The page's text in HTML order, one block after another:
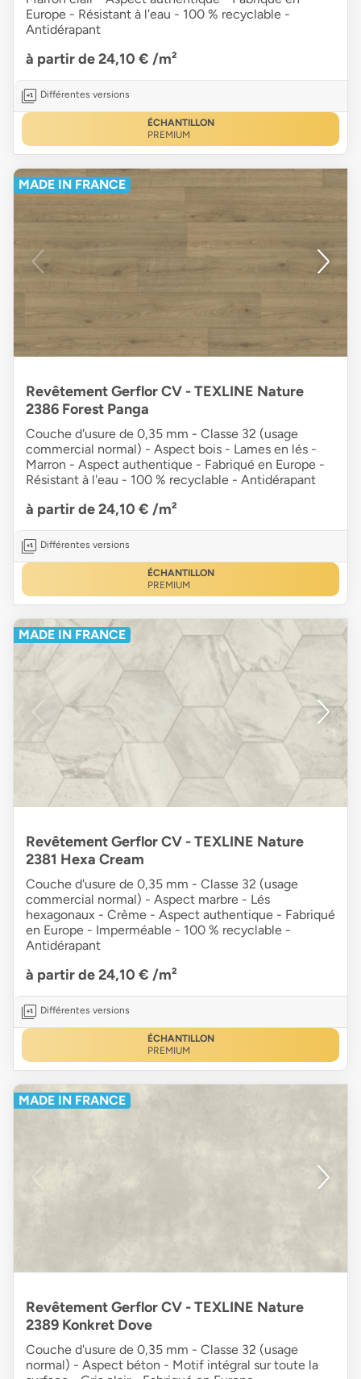
Europe - Résistant à l'eau - 100 % recyclable -
Antidérapant
à partir de 24,10 € /m²
Différentes versions
ÉCHANTILLON
PREMIUM
MADE IN FRANCE
Revêtement Gerflor CV - TEXLINE Nature
2386 Forest Panga
Couche d'usure de 0,35 mm - Classe 32 (usage
commercial normal) - Aspect bois - Lames en lés -
Marron - Aspect authentique - Fabriqué en Europe -
Résistant à l'eau - 100 % recyclable - Antidérapant
à partir de 24,10 € /m²
Différentes versions
ÉCHANTILLON
PREMIUM
MADE IN FRANCE
Revêtement Gerflor CV - TEXLINE Nature
2381 Hexa Cream
Couche d'usure de 0,35 mm - Classe 32 (usage
commercial normal) - Aspect marbre - Lés
hexagonaux - Crème - Aspect authentique - Fabriqué
en Europe - Imperméable - 100 % recyclable -
Antidérapant
à partir de 24,10 € /m²
Différentes versions
ÉCHANTILLON
PREMIUM
MADE IN FRANCE
Revêtement Gerflor CV - TEXLINE Nature
2389 Konkret Dove
Couche d'usure de 0,35 mm - Classe 32 (usage
normal) - Aspect béton - Motif intégral sur toute la